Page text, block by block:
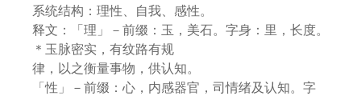
系统结构：理性、自我、感性。
释文：「理」－前缀：玉，美石。字身：里，长度。
＊玉脉密实，有纹路有规
律，以之衡量事物，供认知。
「性」－前缀：心，内感器官，司情绪及认知。字